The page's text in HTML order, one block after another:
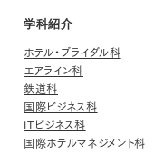
学科紹介
ホテル・ブライダル科
エアライン科
鉄道科
国際ビジネス科
ITビジネス科
国際ホテルマネジメント科